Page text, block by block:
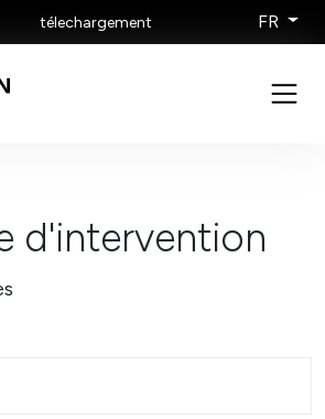
télechargement FR
d'intervention